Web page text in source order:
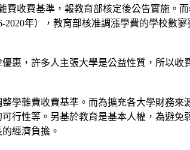
收費基準，報教育部核定後公告實施。
年），教育部核准調漲學費的學校數
惠，許多人主張大學是公益性質，所以收
學雜費收費基準。而為擴充各大學財務來
行性等。另基於教育是基本人權，為避免
經濟負擔。